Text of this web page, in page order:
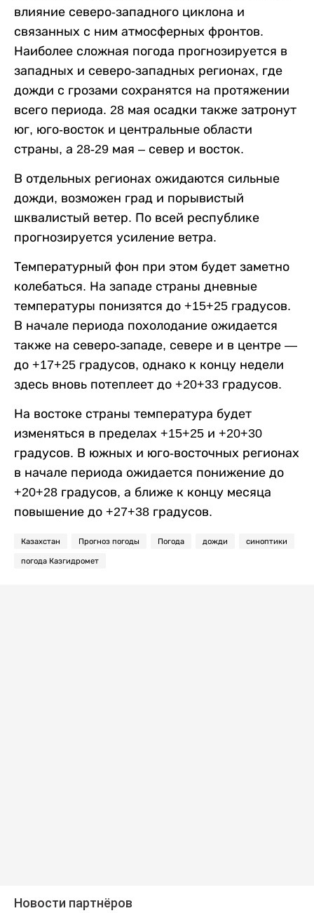
влияние северо-западного циклона и
связанных с ним атмосферных фронтов.
Наиболее сложная погода прогнозируется в
западных и северо-западных регионах, где
дожди с грозами сохранятся на протяжении
всего периода. 28 мая осадки также затронут
юг, юго-восток и центральные области
страны, а 28-29 мая – север и восток.
В отдельных регионах ожидаются сильные
дожди, возможен град и порывистый
шквалистый ветер. По всей республике
прогнозируется усиление ветра.
Температурный фон при этом будет заметно
колебаться. На западе страны дневные
температуры понизятся до +15+25 градусов.
В начале периода похолодание ожидается
также на северо-западе, севере и в центре —
до +17+25 градусов, однако к концу недели
здесь вновь потеплеет до +20+33 градусов.
На востоке страны температура будет
изменяться в пределах +15+25 и +20+30
градусов. В южных и юго-восточных регионах
в начале периода ожидается понижение до
+20+28 градусов, а ближе к концу месяца
повышение до +27+38 градусов.
Казахстан Прогноз погоды Погода дожди синоптики
погода Казгидромет